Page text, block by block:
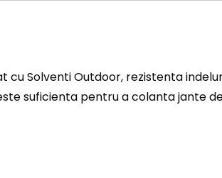
Solventi Outdoor, rezistenta
suficienta pentru a colanta jante de